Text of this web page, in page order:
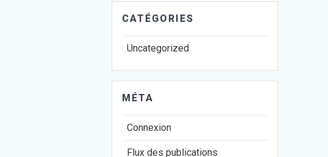
CATÉGORIES
Uncategorized
MÉTA
Connexion
Flux des publications